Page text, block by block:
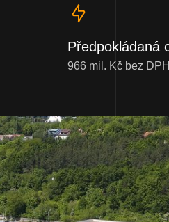
Předpokládaná
966 mil. Kč bez DPH